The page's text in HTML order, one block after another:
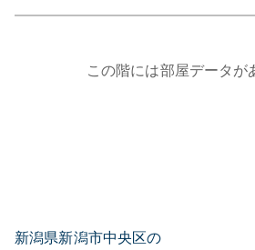
この階には部屋データが
新潟県新潟市中央区の